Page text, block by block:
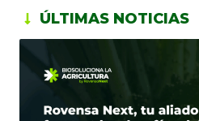
ÚLTIMAS NOTICIAS